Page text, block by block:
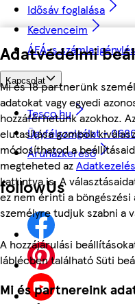
Adatvédelmi
Mi és 18 partnerünk
adatokat vagy egyedi
hozzáférhetünk azokhoz.
elutasítása gombok
módosíthatod a
megteheted az
kattintva is. A
ez nem érinti a
személyre tudjuk szabni a
A hozzájárulási
láblécben található Süti
Mi és partnereink
Idősáv foglalása
Kedvenceim
ÁFÁ-s számla igénylés
Kapcsolat
Tesco.hu
Ügyfélszolgálat -
Áruházkereső
followUs